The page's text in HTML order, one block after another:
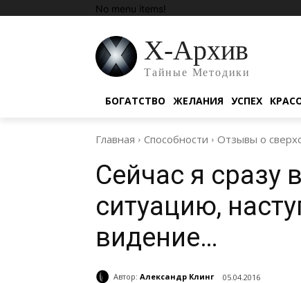
No menu items!
Х-Архив
Тайные Методики
БОГАТСТВО ЖЕЛАНИЯ УСПЕХ
Главная Способности Отзывы о
Сейчас я сразу
ситуацию,
видение…
Автор: Александр Клинг 05.04.2016